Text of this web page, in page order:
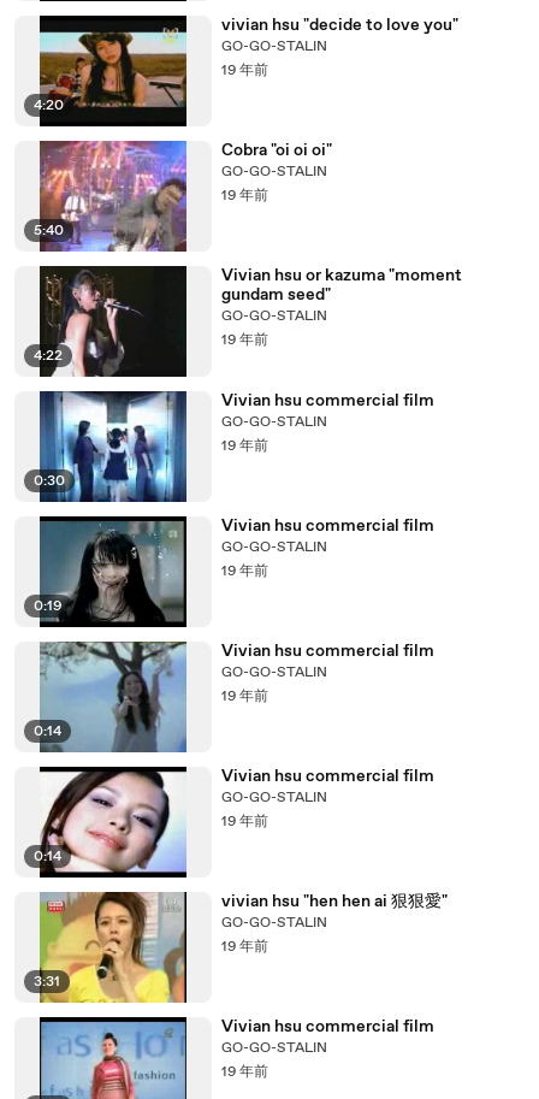
4:20
vivian hsu "decide to love you"
GO-GO-STALIN
19 年前
5:40
Cobra "oi oi oi"
GO-GO-STALIN
19 年前
4:22
Vivian hsu or kazuma "moment
gundam seed"
GO-GO-STALIN
19 年前
0:30
Vivian hsu commercial film
GO-GO-STALIN
19 年前
0:19
Vivian hsu commercial film
GO-GO-STALIN
19 年前
0:14
Vivian hsu commercial film
GO-GO-STALIN
19 年前
0:14
Vivian hsu commercial film
GO-GO-STALIN
19 年前
3:31
vivian hsu "hen hen ai 狠狠愛"
GO-GO-STALIN
19 年前
Vivian hsu commercial film
GO-GO-STALIN
19 年前